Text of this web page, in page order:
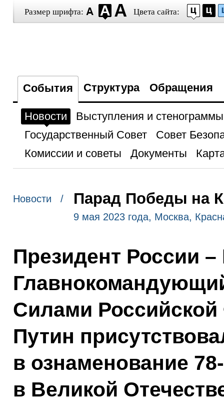
Размер шрифта: Цвета сайта:
События Структура Обращения
Новости
Выступления и стенограммы
Государственный Совет
Совет
Комиссии и советы
Документы
Новости / Парад Победы на
9 мая 2023 года, Москва,
Президент России
Силами
Путин
в ознаменование
в Великой